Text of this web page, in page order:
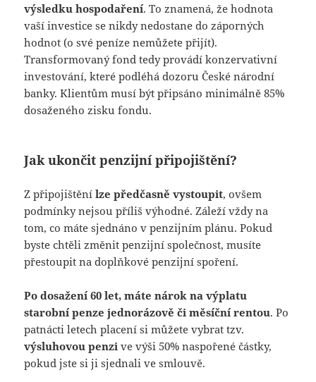
výsledku hospodaření. To znamená, že hodnota
vaší investice se nikdy nedostane do záporných
hodnot (o své peníze nemůžete přijít).
Transformovaný fond tedy provádí konzervativní
investování, které podléhá dozoru České národní
banky. Klientům musí být připsáno minimálně 85%
dosaženého zisku fondu.
Jak ukončit penzijní připojištění?
Z připojištěnílze předčasně vystoupit, ovšem
podmínky nejsou příliš výhodné. Záleží vždy na
tom, co máte sjednáno v penzijním plánu. Pokud
byste chtěli změnit penzijní společnost, musíte
přestoupit na doplňkové penzijní spoření.
Po dosažení 60 let, máte nárok na výplatu
starobní penze jednorázově či měsíční rentou. Po
patnácti letech placení si můžete vybrat tzv.
výsluhovou penzi ve výši 50% naspořené částky,
pokud jste si ji sjednali ve smlouvě.